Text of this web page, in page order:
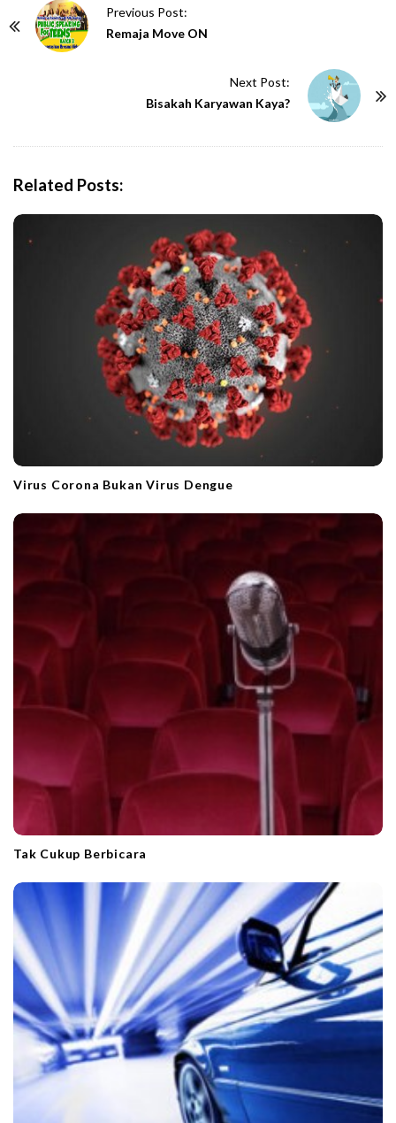
Previous Post:
Remaja Move ON
Next Post:
Bisakah Karyawan Kaya?
Related Posts:
Virus Corona Bukan Virus Dengue
Tak Cukup Berbicara